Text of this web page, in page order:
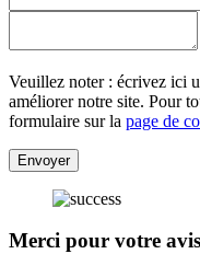
Veuillez noter : écrivez ici
améliorer notre site. Pour
formulaire sur la page de
Envoyer
Merci pour votre